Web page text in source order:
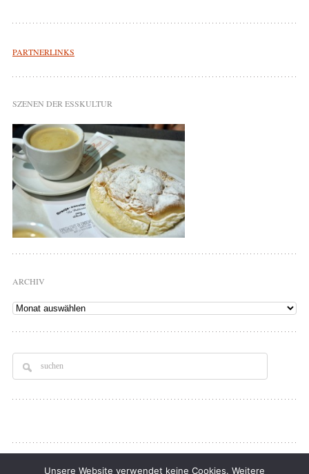
PARTNERLINKS
SZENEN DER ESSKULTUR
ARCHIV
Archiv
Copyright © 2026Tellerrand. All rights Reserved.
Unsere Website verwendet keine Cookies. Weitere